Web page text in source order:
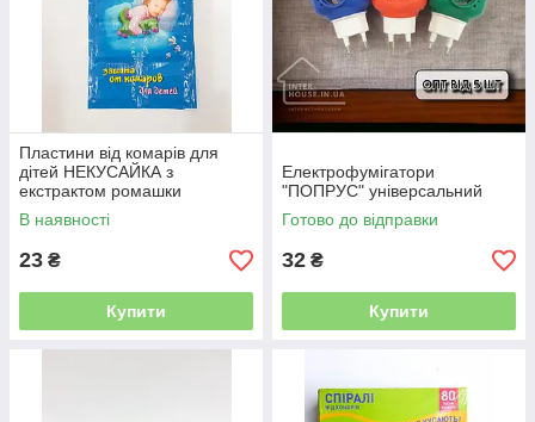
Пластини від комарів для
дітей НЕКУСАЙКА з
екстрактом ромашки
В наявності
23 ₴
Купити
Електрофумігатори
"ПОПРУС" універсальний
Готово до відправки
32 ₴
Купити